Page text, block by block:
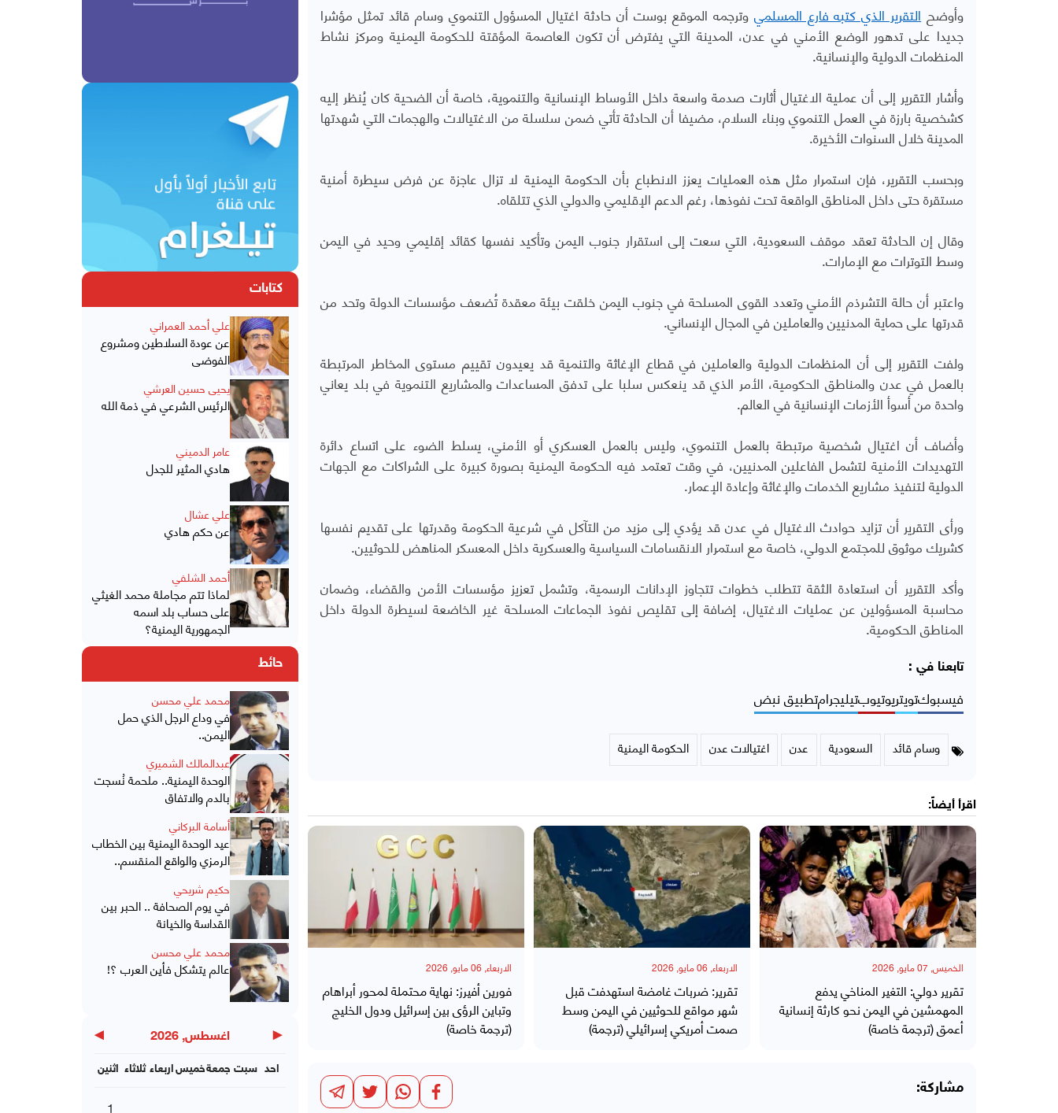
وأوضح التقرير الذي كتبه فارع المسلمي وترجمه الموقع بوست أن حادثة اغتيال المسؤول التنموي وسام قائد تمثل مؤشرا
جديدا على تدهور الوضع الأمني في عدن، المدينة التي يفترض أن تكون العاصمة المؤقتة للحكومة اليمنية ومركز نشاط
المنظمات الدولية والإنسانية.
وأشار التقرير إلى أن عملية الاغتيال أثارت صدمة واسعة داخل الأوساط الإنسانية والتنموية، خاصة أن الضحية كان يُنظر إليه
كشخصية بارزة في العمل التنموي وبناء السلام، مضيفا أن الحادثة تأتي ضمن سلسلة من الاغتيالات والهجمات التي شهدتها
المدينة خلال السنوات الأخيرة.
وبحسب التقرير، فإن استمرار مثل هذه العمليات يعزز الانطباع بأن الحكومة اليمنية لا تزال عاجزة عن فرض سيطرة أمنية
مستقرة حتى داخل المناطق الواقعة تحت نفوذها، رغم الدعم الإقليمي والدولي الذي تتلقاه.
وقال إن الحادثة تعقد موقف السعودية، التي سعت إلى استقرار جنوب اليمن وتأكيد نفسها كقائد إقليمي وحيد في اليمن
وسط التوترات مع الإمارات.
واعتبر أن حالة التشرذم الأمني وتعدد القوى المسلحة في جنوب اليمن خلقت بيئة معقدة تُضعف مؤسسات الدولة وتحد من
قدرتها على حماية المدنيين والعاملين في المجال الإنساني.
ولفت التقرير إلى أن المنظمات الدولية والعاملين في قطاع الإغاثة والتنمية قد يعيدون تقييم مستوى المخاطر المرتبطة
بالعمل في عدن والمناطق الحكومية، الأمر الذي قد ينعكس سلبا على تدفق المساعدات والمشاريع التنموية في بلد يعاني
واحدة من أسوأ الأزمات الإنسانية في العالم.
وأضاف أن اغتيال شخصية مرتبطة بالعمل التنموي، وليس بالعمل العسكري أو الأمني، يسلط الضوء على اتساع دائرة
التهديدات الأمنية لتشمل الفاعلين المدنيين، في وقت تعتمد فيه الحكومة اليمنية بصورة كبيرة على الشراكات مع الجهات
الدولية لتنفيذ مشاريع الخدمات والإغاثة وإعادة الإعمار.
ورأى التقرير أن تزايد حوادث الاغتيال في عدن قد يؤدي إلى مزيد من التآكل في شرعية الحكومة وقدرتها على تقديم نفسها
كشريك موثوق للمجتمع الدولي، خاصة مع استمرار الانقسامات السياسية والعسكرية داخل المعسكر المناهض للحوثيين.
وأكد التقرير أن استعادة الثقة تتطلب خطوات تتجاوز الإدانات الرسمية، وتشمل تعزيز مؤسسات الأمن والقضاء، وضمان
محاسبة المسؤولين عن عمليات الاغتيال، إضافة إلى تقليص نفوذ الجماعات المسلحة غير الخاضعة لسيطرة الدولة داخل
المناطق الحكومية.
تابعنا في :
فيسبوكتويتريوتيوبتيليجرامتطبيق نبض
وسام قائد السعودية عدن اغتيالات عدن الحكومة اليمنية
اقرأ أيضاً:
الخميس, 07 مايو, 2026
تقرير دولي: التغير المناخي يدفع
المهمشين في اليمن نحو كارثة إنسانية
أعمق (ترجمة خاصة)
الاربعاء, 06 مايو, 2026
تقرير: ضربات غامضة استهدفت قبل
شهر مواقع للحوثيين في اليمن وسط
صمت أمريكي إسرائيلي (ترجمة)
الاربعاء, 06 مايو, 2026
فورين أفيرز: نهاية محتملة لمحور أبراهام
وتباين الرؤى بين إسرائيل ودول الخليج
(ترجمة خاصة)
مشاركة:
كتابات
علي أحمد العمراني
عن عودة السلاطين ومشروع
الفوضى
يحيى حسين العرشي
الرئيس الشرعي في ذمة الله
عامر الدميني
هادي المثير للجدل
علي عشال
عن حكم هادي
أحمد الشلفي
لماذا تتم مجاملة محمد الغيثي
على حساب بلد اسمه
الجمهورية اليمنية؟
حائط
محمد علي محسن
في وداع الرجل الذي حمل
اليمن..
عبدالمالك الشميري
الوحدة اليمنية.. ملحمة نُسجت
بالدم والاتفاق
أسامة البركاني
عيد الوحدة اليمنية بين الخطاب
الرمزي والواقع المنقسم..
حكيم شريحي
في يوم الصحافة .. الحبر بين
القداسة والخيانة
محمد علي محسن
عالم يتشكل فأين العرب ؟!
◀ اغسطس, 2026 ▶
اثنين ثلاثاء اربعاءخميسجمعة سبت احد
1